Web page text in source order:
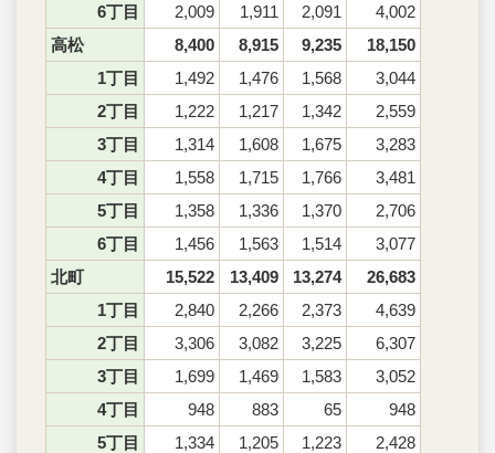
6丁目
2,009 1,911 2,091
4,002
高松
8,400 8,915 9,235
18,150
1丁目
1,492 1,476 1,568
3,044
2丁目
1,222 1,217 1,342
2,559
3丁目
1,314 1,608 1,675
3,283
4丁目
1,558 1,715 1,766
3,481
5丁目
1,358 1,336 1,370
2,706
6丁目
1,456 1,563 1,514
3,077
北町
15,522 13,409 13,274
26,683
1丁目
2,840 2,266 2,373
4,639
2丁目
3,306 3,082 3,225
6,307
3丁目
1,699 1,469 1,583
3,052
4丁目
948 883 65
948
5丁目
1,334 1,205 1,223
2,428